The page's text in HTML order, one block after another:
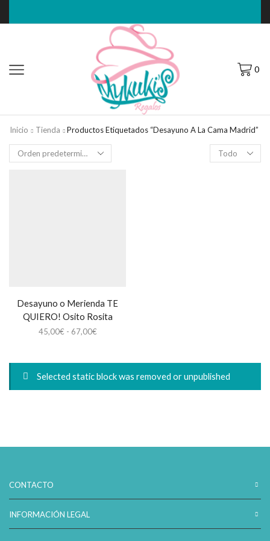
0
Inicio Tienda
Productos Etiquetados “desayuno A La Cama Madrid”
Filas
por
Desayuno o Merienda TE
QUIERO! Osito Rosita
45,00€ - 67,00€Rango
desde
45,00€
hasta
Selected static block was removed or unpublished
CONTACTO
INFORMACIÓN LEGAL